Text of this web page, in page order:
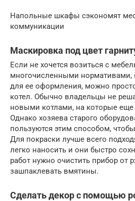
Напольные шкафы сэкономят
коммуникации
Маскировка под цвет
Если не хочется возиться с
многочисленными нормативами,
для ее оформления, можно
котел. Обычно владельцы не
новыми котлами, на которые еще
Однако хозяева старого
пользуются этим способом,
Для покраски лучше всего
легко наносить и они быстро
работ нужно очистить прибор от
зашпаклевать вмятины.
Сделать декор с помощью